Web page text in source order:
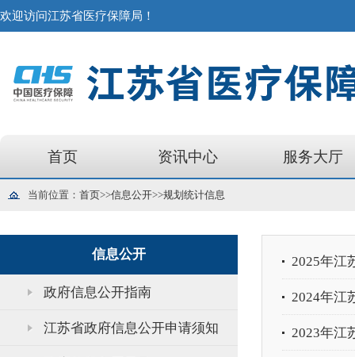
欢迎访问江苏省医疗保障局！
首页 资讯中心 服务大厅
当前位置： 首页>>信息公开>>规划统计信息
信息公开
政府信息公开指南
江苏省政府信息公开申请须知
2025年江
2024年江
2023年江